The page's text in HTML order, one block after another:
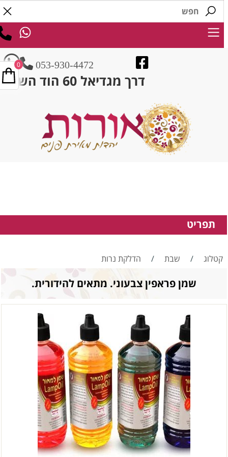
053-930-4472
דרך מגדיאל 60 הוד השרון
תפריט
קטלוג / שבת / הדלקת נרות
שמן פראפין צבעוני. מתאים להידורית.
0